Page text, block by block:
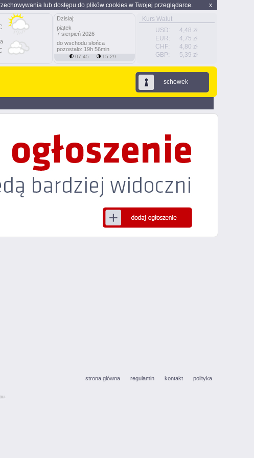
x
lub dostępu do plików cookies w Twojej przeglądarce.
Kurs Walut
USD:
4,48 zł
EUR:
4,75 zł
CHF:
4,80 zł
GBP:
5,39 zł
Dzisiaj:
piątek
7 sierpień 2026
do wschodu słońca
pozostało: 19h 56min
07:45 15:29
schowek
strona główna regulamin kontakt polityka
.